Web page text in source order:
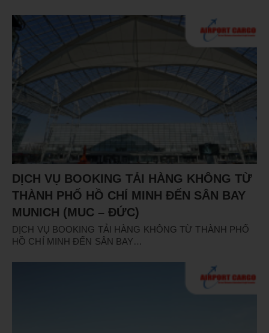
DỊCH VỤ BOOKING TẢI HÀNG KHÔNG TỪ
THÀNH PHỐ HỒ CHÍ MINH ĐẾN SÂN BAY
MUNICH (MUC – ĐỨC)
DỊCH VỤ BOOKING TẢI HÀNG KHÔNG TỪ THÀNH PHỐ
HỒ CHÍ MINH ĐẾN SÂN BAY…